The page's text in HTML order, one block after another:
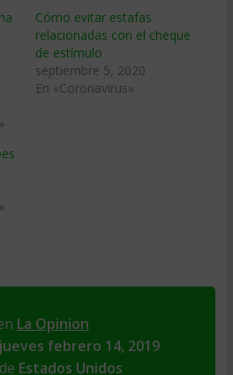
Cómo evitar estafas
relacionadas con el cheque
de estímulo
septiembre 5, 2020
En «Coronavirus»
La Opinion
jueves febrero 14, 2019
Estados Unidos